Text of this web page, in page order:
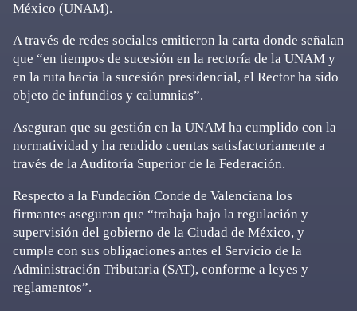
México (UNAM).
A través de redes sociales emitieron la carta donde señalan
que “en tiempos de sucesión en la rectoría de la UNAM y
en la ruta hacia la sucesión presidencial, el Rector ha sido
objeto de infundios y calumnias”.
Aseguran que su gestión en la UNAM ha cumplido con la
normatividad y ha rendido cuentas satisfactoriamente a
través de la Auditoría Superior de la Federación.
Respecto a la Fundación Conde de Valenciana los
firmantes aseguran que “trabaja bajo la regulación y
supervisión del gobierno de la Ciudad de México, y
cumple con sus obligaciones antes el Servicio de la
Administración Tributaria (SAT), conforme a leyes y
reglamentos”.